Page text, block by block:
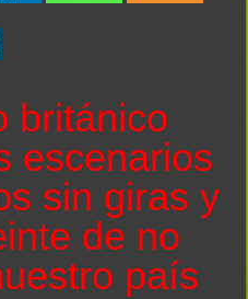
británico
escenarios
sin giras y
de no
país